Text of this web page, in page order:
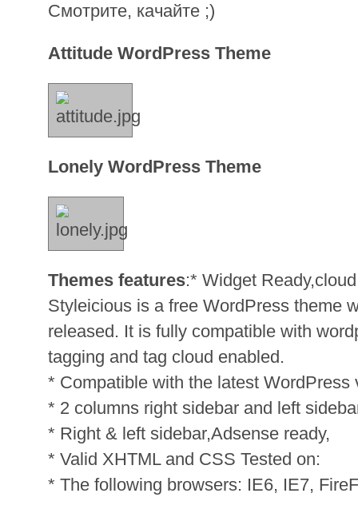
Смотрите, качайте ;)
Attitude WordPress Theme
Lonely WordPress Theme
Themes features:* Widget
Styleicious is a free WordPress theme
released. It is fully compatible with
tagging and tag cloud enabled.
* Compatible with the latest WordPress
* 2 columns right sidebar and left
* Right & left sidebar,Adsense ready,
* Valid XHTML and CSS Tested on:
* The following browsers: IE6, IE7,